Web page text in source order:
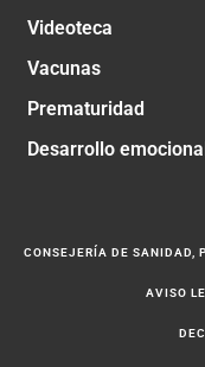
Videoteca
Vacunas
Prematuridad
Desarrollo
CONSEJERÍA DE SANIDAD,
AVISO